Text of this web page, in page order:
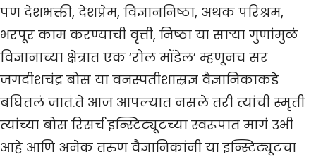
पण देशभक्ती, देशप्रेम, विज्ञाननिष्ठा, अथक परिश्रम,
भरपूर काम करण्याची वृत्ती, निष्ठा या साऱ्या गुणांमुळं
विज्ञानाच्या क्षेत्रात एक ‘रोल मॉडेल’ म्हणूनच सर
जगदीशचंद्र बोस या वनस्पतीशास्रज्ञ वैज्ञानिकाकडे
बघितलं जातं.ते आज आपल्यात नसले तरी त्यांची स्मृती
त्यांच्या बोस रिसर्च इन्स्टिट्यूटच्या स्वरूपात मागं उभी
आहे आणि अनेक तरुण वैज्ञानिकांनी या इन्स्टिट्यूटचा